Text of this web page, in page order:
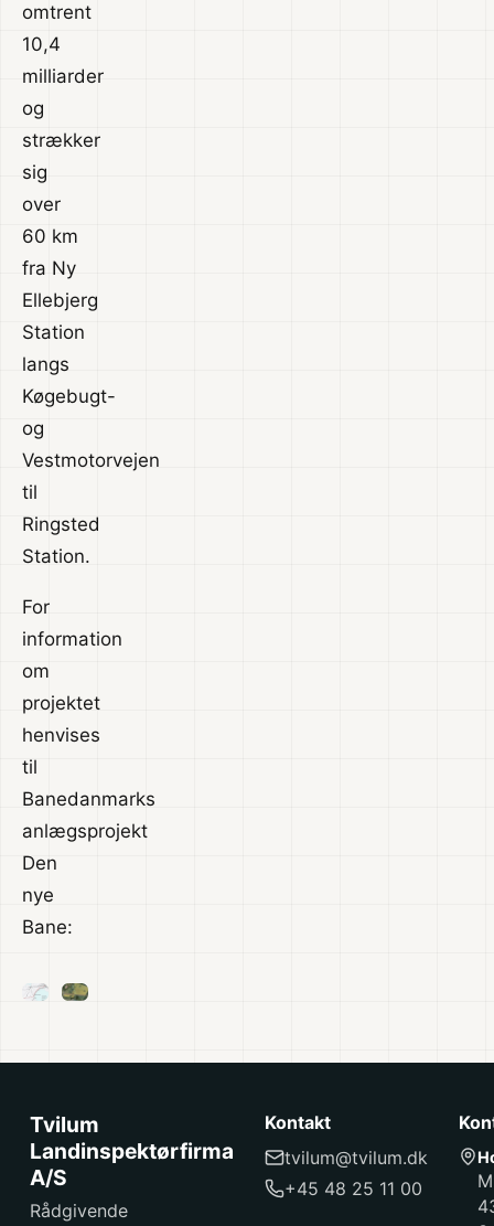
omtrent
10,4
milliarder
og
strækker
sig
over
60 km
fra Ny
Ellebjerg
Station
langs
Køgebugt-
og
Vestmotorvejen
til
Ringsted
Station.
For
information
om
projektet
henvises
til
Banedanmarks
anlægsprojekt
Den
nye
Bane:
Tvilum
Landinspektørfirma
A/S
Rådgivende
Kontakt
tvilum@tvilum.dk
+45 48 25 11 00